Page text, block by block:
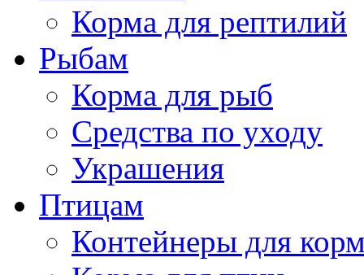
Корма для рептилий
Рыбам
Корма для рыб
Средства по уходу
Украшения
Птицам
Контейнеры для